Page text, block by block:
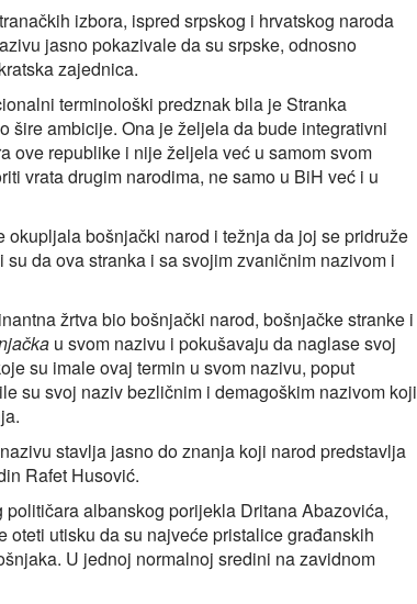
izbora, ispred srpskog i hrvatskog naroda
jasno pokazivale da su srpske, odnosno
zajednica.
terminološki predznak bila je Stranka
šire ambicije. Ona je željela da bude integrativni
ove republike i nije željela već u samom svom
vrata drugim narodima, ne samo u BiH već i u
bošnjački narod i težnja da joj se pridruže
da ova stranka i sa svojim zvaničnim nazivom i
žrtva bio bošnjački narod, bošnjačke stranke i
u svom nazivu i pokušavaju da naglase svoj
su imale ovaj termin u svom nazivu, poput
su svoj naziv bezličnim i demagoškim nazivom koji
stavlja jasno do znanja koji narod predstavlja
Rafet Husović.
albanskog porijekla Dritana Abazovića,
utisku da su najveće pristalice građanskih
U jednoj normalnoj sredini na zavidnom